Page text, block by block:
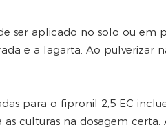
ser aplicado no solo ou
e a lagarta. Ao pulverizar
para o fipronil 2,5 EC
culturas na dosagem